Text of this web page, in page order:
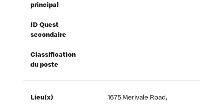
principal
ID Quest
secondaire
Classification
du poste
Lieu(x)
1675 Merivale Road,